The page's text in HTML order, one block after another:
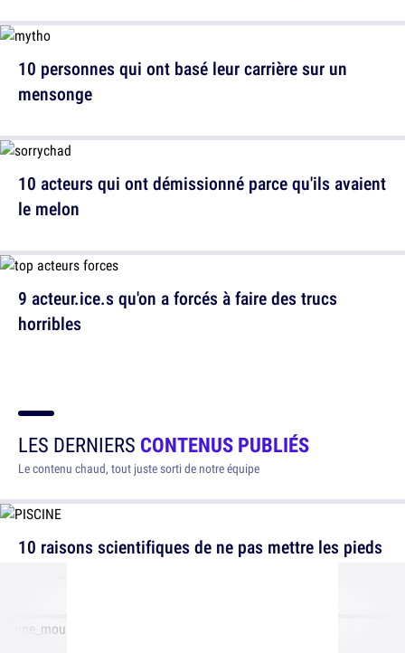
10 personnes qui ont basé leur carrière sur un
mensonge
9 acteur.ice.s qu'on a forcés à faire des trucs
horribles
10 acteurs qui ont démissionné parce qu'ils avaient
le melon
LES DERNIERS CONTENUS PUBLIÉS
Le contenu chaud, tout juste sorti de notre équipe
10 raisons scientifiques de ne pas mettre les pieds